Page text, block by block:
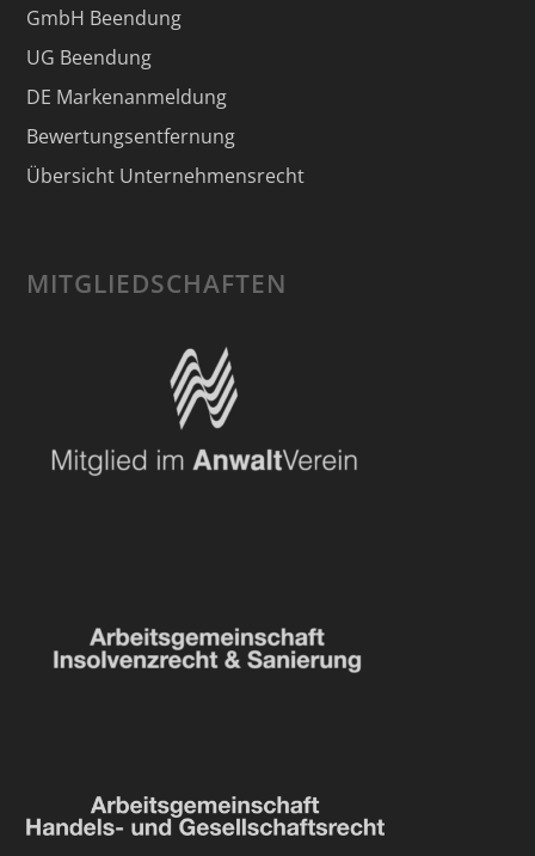
GmbH Beendung
UG Beendung
DE Markenanmeldung
Bewertungsentfernung
Übersicht Unternehmensrecht
MITGLIEDSCHAFTEN